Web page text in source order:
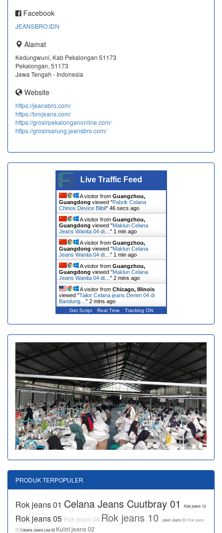
Facebook
JEANSBRO.IDN
Alamat
Kedungwuni, Kab Pekalongan 51173
Pekalongan, 51173
Jawa Tengah - Indonesia
Website
https://jeansbro.com/
https://brojeans.com/
https://grosirpekalonganonline.com/
https://grosirsarung.jeansbro.com/
Live Traffic Feed
A visitor from Guangzhou,
Guangdong viewed "Pabrik Celana
Chinos Device Blibli" 47 secs ago
A visitor from Guangzhou,
Guangdong viewed "Maklun Celana
Jeans Wanita 04 di… " 1 min ago
A visitor from Guangzhou,
Guangdong viewed "Maklun Celana
Jeans Wanita 04 di… " 1 min ago
A visitor from Guangzhou,
Guangdong viewed "Maklun Celana
Jeans Wanita 04 di… " 2 mins ago
A visitor from Chicago, Illinois
viewed "Tailor Celana jeans Denim 04 di
Bandung… " 2 mins ago
Get Script Real Time Tracking ON
PRODUK TERPOPULER
Rok jeans 01 Celana Jeans Cuutbray 01 Rok jeans 12
Rok jeans 05 Rok jeans 08 Rok jeans 10 Jaket Jeans 01 Rok jeans
07Celana Jeans Lea 02 Kulot jeans 02